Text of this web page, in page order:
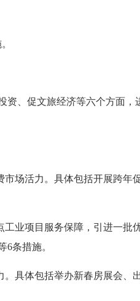
、促文旅经济等六个方面，
场活力。具体包括开展跨年
业项目服务保障，引进一批
6条措施。
具体包括举办新春房展会、